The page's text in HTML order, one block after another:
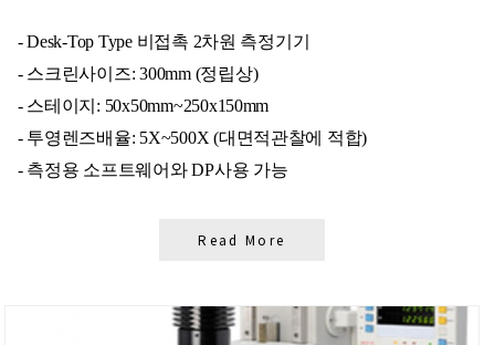
- Desk-Top Type 비접촉 2차원 측정기기
- 스크린사이즈: 300mm (정립상)
- 스테이지: 50x50mm~250x150mm
- 투영렌즈배율: 5X~500X (대면적관찰에 적합)
- 측정용 소프트웨어와 DP사용 가능
Read More